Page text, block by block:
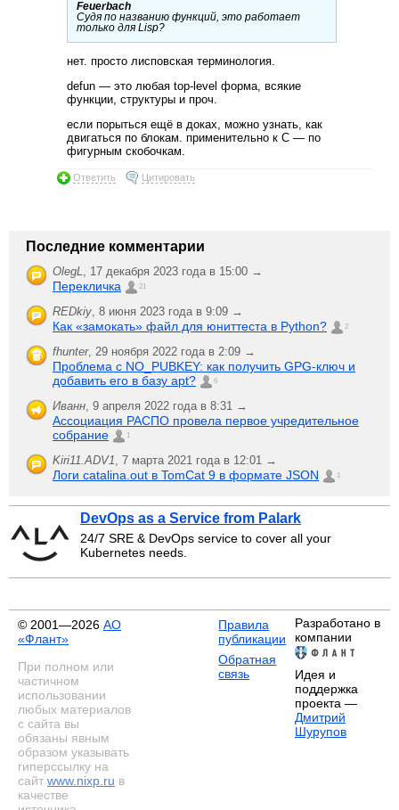
Feuerbach
Судя по названию функций, это работает
только для Lisp?
нет. просто лисповская терминология.
defun — это любая top-level форма, всякие
функции, структуры и проч.
если порыться ещё в доках, можно узнать, как
двигаться по блокам. применительно к C — по
фигурным скобочкам.
Ответить Цитировать
Последние комментарии
OlegL, 17 декабря 2023 года в 15:00 →
Перекличка 21
REDkiy, 8 июня 2023 года в 9:09 →
Как «замокать» файл для юниттеста в Python? 2
fhunter, 29 ноября 2022 года в 2:09 →
Проблема с NO_PUBKEY: как получить GPG-ключ и
добавить его в базу apt?
6
Иванн, 9 апреля 2022 года в 8:31 →
Ассоциация РАСПО провела первое учредительное
собрание
1
Kiri11.ADV1, 7 марта 2021 года в 12:01 →
Логи catalina.out в TomCat 9 в формате JSON 1
DevOps as a Service from Palark
24/7 SRE & DevOps service to cover all your
Kubernetes needs.
© 2001—2026 АО
«Флант»
При полном или
частичном
использовании
любых материалов
с сайта вы
обязаны явным
образом указывать
гиперссылку на
сайт www.nixp.ru в
качестве
Правила
публикации
Обратная
связь
Разработано в
компании
Идея и
поддержка
проекта —
Дмитрий
Шурупов